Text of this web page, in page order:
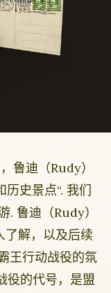
鲁迪（Rudy）
史景点“. 我们
鲁迪（Rudy）
了解，以及后续
王行动战役的氛
役的代号，是盟